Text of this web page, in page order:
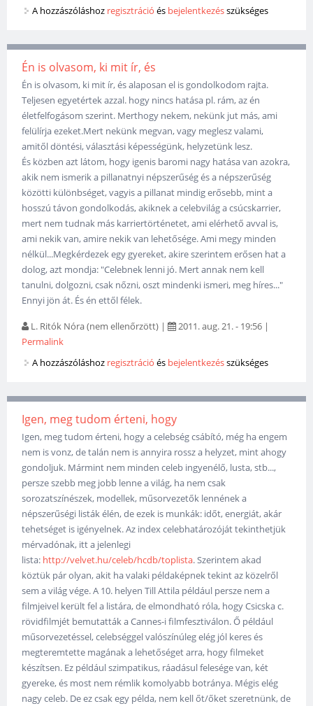
A hozzászóláshoz regisztráció és bejelentkezésszükséges
Én is olvasom, ki mit ír, és
Én is olvasom, ki mit ír, és alaposan el is gondolkodom rajta.
Teljesen egyetértek azzal. hogy nincs hatása pl. rám, az én
életfelfogásom szerint. Merthogy nekem, nekünk jut más, ami
felülírja ezeket.Mert nekünk megvan, vagy meglesz valami,
amitől döntési, választási képességünk, helyzetünk lesz.
És közben azt látom, hogy igenis baromi nagy hatása van azokra,
akik nem ismerik a pillanatnyi népszerűség és a népszerűség
közötti különbséget, vagyis a pillanat mindig erősebb, mint a
hosszú távon gondolkodás, akiknek a celebvilág a csúcskarrier,
mert nem tudnak más karriertörténetet, ami elérhető avval is,
ami nekik van, amire nekik van lehetősége. Ami megy minden
nélkül...Megkérdezek egy gyereket, akire szerintem erősen hat a
dolog, azt mondja: "Celebnek lenni jó. Mert annak nem kell
tanulni, dolgozni, csak nőzni, oszt mindenki ismeri, meg híres..."
Ennyi jön át. És én ettől félek.
L. Ritók Nóra (nem ellenőrzött) | 2011. aug. 21. - 19:56 |
Permalink
A hozzászóláshoz regisztráció és bejelentkezésszükséges
Igen, meg tudom érteni, hogy
Igen, meg tudom érteni, hogy a celebség csábító, még ha engem
nem is vonz, de talán nem is annyira rossz a helyzet, mint ahogy
gondoljuk. Mármint nem minden celeb ingyenélő, lusta, stb...,
persze szebb meg jobb lenne a világ, ha nem csak
sorozatszínészek, modellek, műsorvezetők lennének a
népszerűségi listák élén, de ezek is munkák: időt, energiát, akár
tehetséget is igényelnek. Az index celebhatározóját tekinthetjük
mérvadónak, itt a jelenlegi
lista: http://velvet.hu/celeb/hcdb/toplista. Szerintem akad
köztük pár olyan, akit ha valaki példaképnek tekint az közelről
sem a világ vége. A 10. helyen Till Attila például persze nem a
filmjeivel került fel a listára, de elmondható róla, hogy Csicska c.
rövidfilmjét bemutatták a Cannes-i filmfesztiválon. Ő például
műsorvezetéssel, celebséggel valószínúleg elég jól keres és
megteremtette magának a lehetőséget arra, hogy filmeket
készítsen. Ez például szimpatikus, ráadásul felesége van, két
gyereke, és most nem rémlik komolyabb botránya. Mégis elég
nagy celeb. De ez csak egy példa, nem kell őt/őket szeretnünk, de